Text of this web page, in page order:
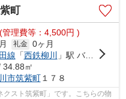
町
(管理費等：4,500円 )
礼金 0ヶ月
線 「西鉄柳川
」駅 バス14分 「柳川病院前」 停歩3分
34.88㎡
市筑紫町１７８
スト筑紫町」です。こちらの物